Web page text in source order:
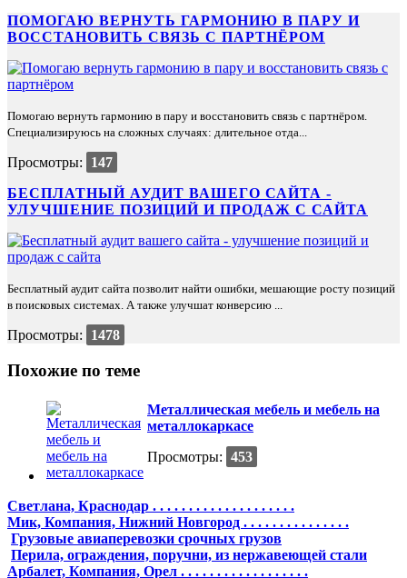
ПОМОГАЮ ВЕРНУТЬ ГАРМОНИЮ В ПАРУ И
ВОССТАНОВИТЬ СВЯЗЬ С ПАРТНЁРОМ
Помогаю вернуть гармонию в пару и восстановить связь с партнёром.
Специализируюсь на сложных случаях: длительное отда...
Просмотры:
147
БЕСПЛАТНЫЙ АУДИТ ВАШЕГО САЙТА -
УЛУЧШЕНИЕ ПОЗИЦИЙ И ПРОДАЖ С САЙТА
Бесплатный аудит сайта позволит найти ошибки, мешающие росту позиций
в поисковых системах. А также улучшат конверсию ...
Просмотры: 1478
Похожие по теме
Металлическая мебель и мебель на
металлокаркасе
Просмотры: 453
Светлана, Краснодар . . . . . . . . . . . . . . . . . . . .
Мик, Компания, Нижний Новгород . . . . . . . . . . . . . . .
Грузовые авиаперевозки срочных грузов
Перила, ограждения, поручни, из нержавеющей стали
Арбалет, Компания, Орел . . . . . . . . . . . . . . . . . .